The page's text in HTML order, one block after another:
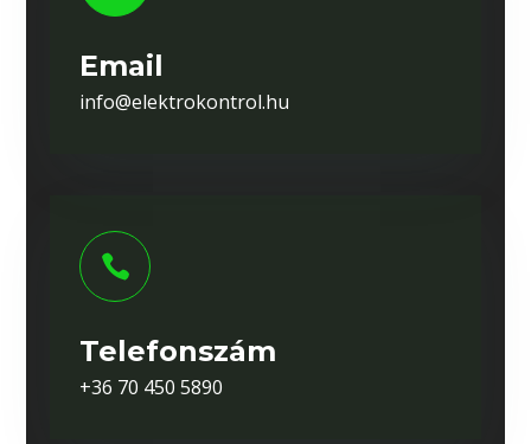
Email
info@elektrokontrol.hu

Telefonszám
+36 70 450 5890